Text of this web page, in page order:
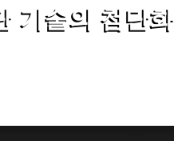
기술의 첨단화